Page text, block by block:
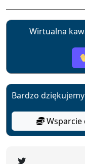
Wirtualna
Bardzo dziękujemy
Wsparcie